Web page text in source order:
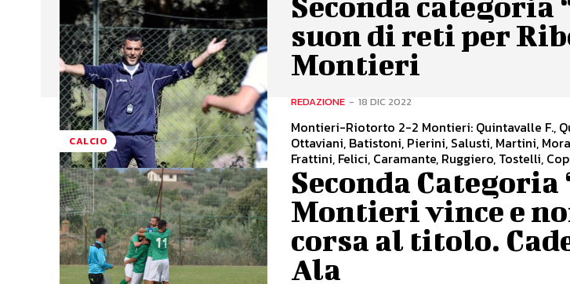
CALCIO
suon di reti per
Montieri
REDAZIONE - 18 DIC 2022
Montieri-Riotorto 2-2 Montieri: Quintavalle F.,
Ottaviani, Batistoni, Pierini, Salusti, Martini,
Frattini, Felici, Caramante, Ruggiero, Tostelli,
Seconda Categoria
Montieri vince e
corsa al titolo.
Ala